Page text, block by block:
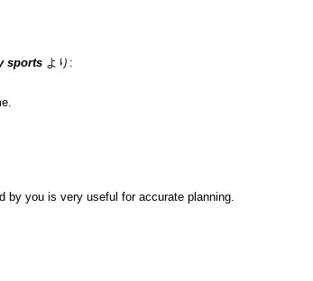
sports より:
by you is very useful for accurate planning.